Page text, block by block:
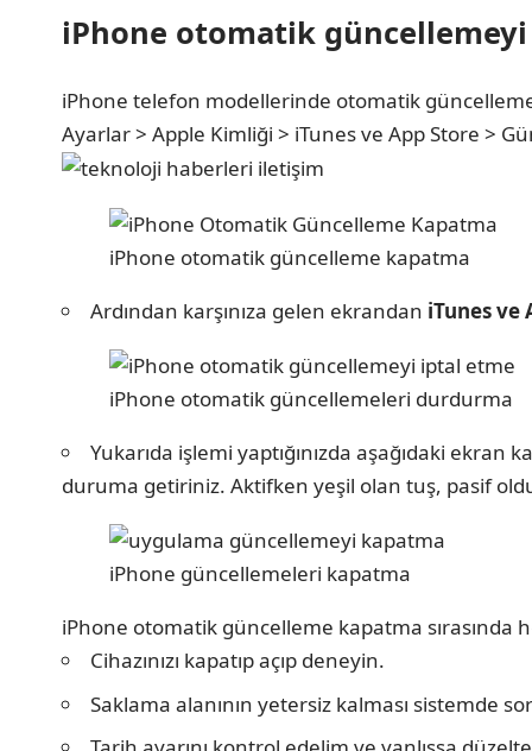
iPhone otomatik
iPhone telefon modellerinde otomatik
Ayarlar > Apple Kimliği > iTunes ve App Store >
iPhone otomatik güncelleme kapatma
Ardından karşınıza gelen ekrandan iTunes ve
iPhone otomatik güncellemeleri durdurma
Yukarıda işlemi yaptığınızda aşağıdaki
duruma getiriniz. Aktifken yeşil olan tuş, pasif
iPhone güncellemeleri kapatma
iPhone otomatik güncelleme kapatma sırasında
Cihazınızı kapatıp açıp deneyin.
Saklama alanının yetersiz kalması sistemde